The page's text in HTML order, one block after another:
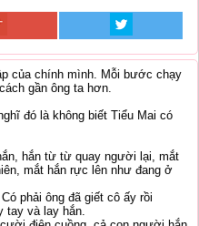
của chính mình. Mỗi bước chạy
gần ông ta hơn.
đó là không biết Tiểu Mai có
hắn từ từ quay người lại, mắt
mắt hắn rực lên như đang ở
phải ông đã giết cô ấy rồi
tay và lay hắn.